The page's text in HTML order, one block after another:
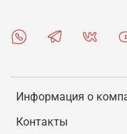
Информация о
Контакты